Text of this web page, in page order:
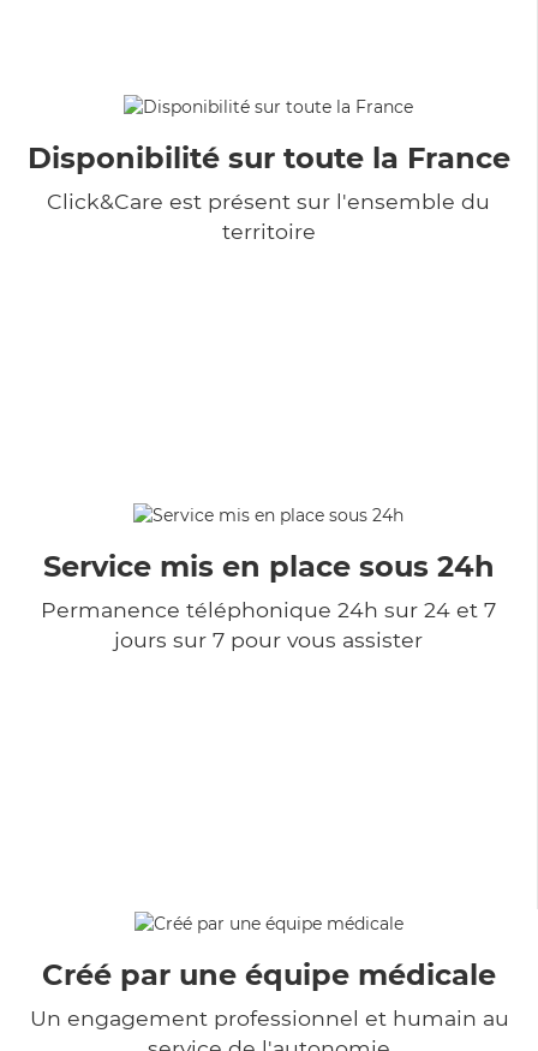
Disponibilité sur toute la France
Click&Care est présent sur l'ensemble du
territoire
Service mis en place sous 24h
Permanence téléphonique 24h sur 24 et 7
jours sur 7 pour vous assister
Créé par une équipe médicale
Un engagement professionnel et humain au